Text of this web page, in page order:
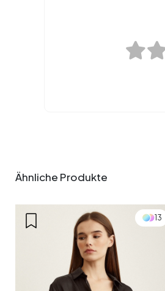
Ähnliche Produkte
13